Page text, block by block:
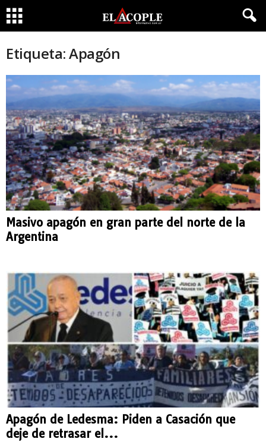
Etiqueta: Apagón
Masivo apagón en gran parte del norte de la
Argentina
Apagón de Ledesma: Piden a Casación que
deje de retrasar el...